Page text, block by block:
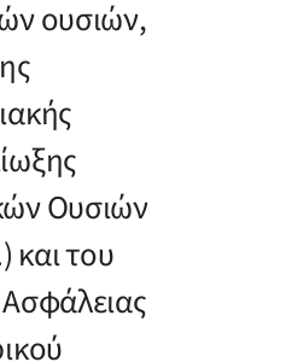
ουσιών,
Ουσιών
του